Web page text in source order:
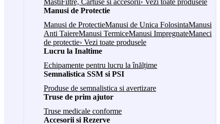
MastiFiltre, Cartuse si accesorii› Vezi toate produsele
Manusi de Protectie
Manusi de ProtectieManusi de Unica FolosintaManusi
Anti TaiereManusi TermiceManusi ImpregnateManeci
de protectie› Vezi toate produsele
Lucru la Inaltime
Echipamente pentru lucru la înălțime
Semnalistica SSM si PSI
Produse de semnalistica si avertizare
Truse de prim ajutor
Truse medicale conforme
Accesorii si Rezerve